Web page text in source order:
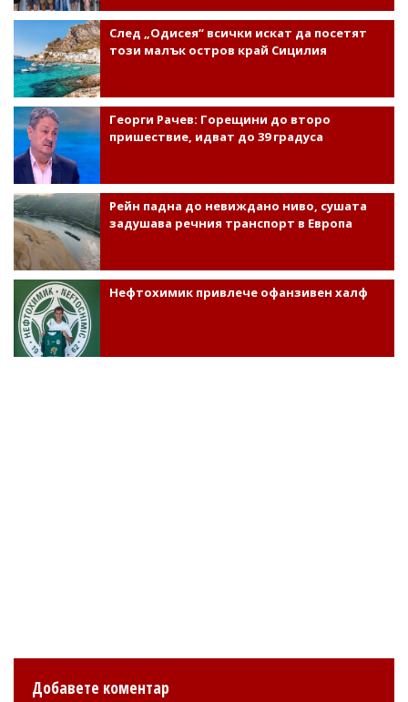
След „Одисея“ всички искат да посетят
този малък остров край Сицилия
Георги Рачев: Горещини до второ
пришествие, идват до 39 градуса
Рейн падна до невиждано ниво, сушата
задушава речния транспорт в Европа
Нефтохимик привлече офанзивен халф
Добавете коментар